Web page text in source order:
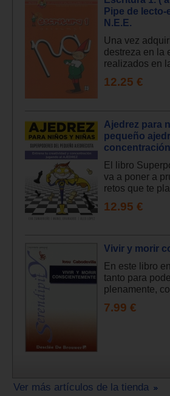
Pipe de
N.E.E.
Una vez
destreza en la
realizados en
12.25 €
Ajedrez para
pequeño
El libro
va a poner a
retos que te
12.95 €
Vivir y morir
En este libro
tanto para
plenamente,
7.99 €
Ver más artículos de la tienda